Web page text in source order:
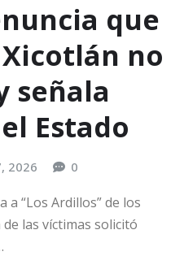
que
no
señala
Estado
2026 0
a “Los Ardillos” de los
las víctimas solicitó